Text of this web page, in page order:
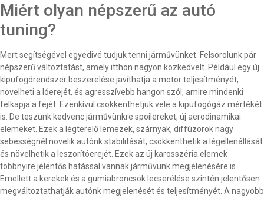
Miért olyan népszerű az autó
tuning?
Mert segítségével egyedivé tudjuk tenni járművünket. Felsorolunk pár
népszerű változtatást, amely itthon nagyon közkedvelt. Például egy új
kipufogórendszer beszerelése javíthatja a motor teljesítményét,
növelheti a lóerejét, és agresszívebb hangon szól, amire mindenki
felkapja a fejét. Ezenkívül csökkenthetjük vele a kipufogógáz mértékét
is. De teszünk kedvenc járművünkre spoilereket, új aerodinamikai
elemeket. Ezek a légterelő lemezek, szárnyak, diffúzorok nagy
sebességnél növelik autónk stabilitását, csökkenthetik a légellenállását
és növelhetik a leszorítóerejét. Ezek az új karosszéria elemek
többnyire jelentős hatással vannak járművünk megjelenésére is.
Emellett a kerekek és a gumiabroncsok lecserélése szintén jelentősen
megváltoztathatják autónk megjelenését és teljesítményét. A nagyobb